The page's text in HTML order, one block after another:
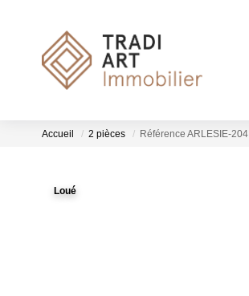
Accueil 2 pièces Référence ARLESIE-204
Loué